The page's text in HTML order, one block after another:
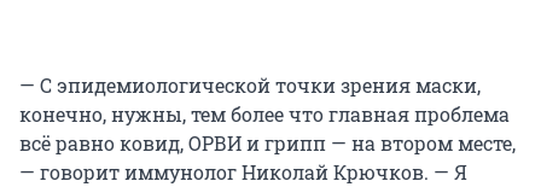
— С эпидемиологической точки зрения маски,
конечно, нужны, тем более что главная проблема
всё равно ковид, ОРВИ и грипп — на втором месте,
— говорит иммунолог Николай Крючков. — Я